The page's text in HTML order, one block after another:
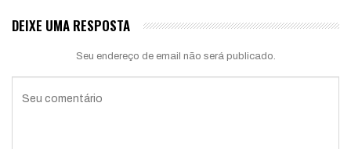
DEIXE UMA RESPOSTA
Seu endereço de email não será publicado.